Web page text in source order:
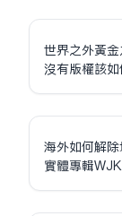
世界之外黃
沒有版權該如
海外如何解
實體專輯